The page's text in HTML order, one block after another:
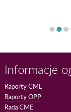
Informacje
Raporty CME
Raporty OPP
Rada CME